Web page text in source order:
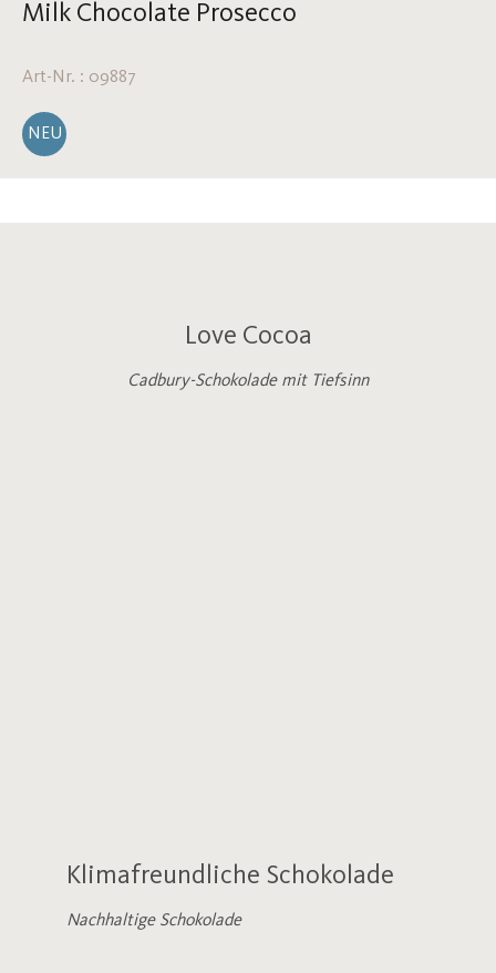
Milk Chocolate Prosecco
Art-Nr. : 09887
NEU
Love Cocoa
Cadbury-Schokolade mit Tiefsinn
Klimafreundliche Schokolade
Nachhaltige Schokolade